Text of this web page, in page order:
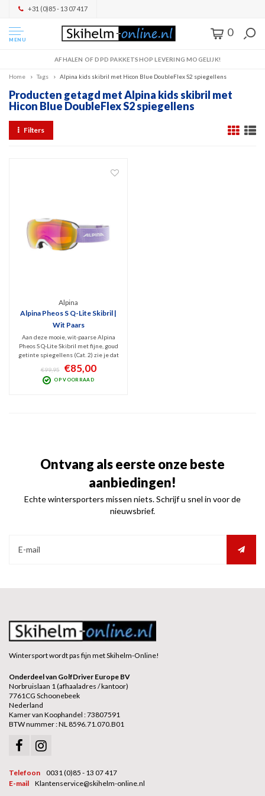
+31 (0)85 - 13 07 417
MENU
0
AFHALEN OF DPD PAKKETSHOP LEVERING MOGELIJK!
Home Tags Alpina kids skibril met Hicon Blue DoubleFlex S2 spiegellens
Producten getagd met Alpina kids skibril met
Hicon Blue DoubleFlex S2 spiegellens
Filters
Alpina
Alpina Pheos S Q-Lite Skibril |
Wit Paars
Aan deze mooie, wit-paarse Alpina
Pheos S Q-Lite Skibril met fijne, goud
getinte spiegellens (Cat. 2) zie je dat
Alpina kwaliteitsproducten maakt.
Hij beschermt uw ogen tegen UV en
Infrarode straling en geeft optimaal
€99,95 €85,00
OP VOORRAAD
Ontvang als eerste onze beste
aanbiedingen!
Echte wintersporters missen niets. Schrijf u snel in voor de
nieuwsbrief.
Wintersport wordt pas fijn met Skihelm-Online!
Onderdeel van GolfDriver Europe BV
Norbruislaan 1 (afhaaladres / kantoor)
7761CG Schoonebeek
Nederland
Kamer van Koophandel : 73807591
BTW nummer : NL 8596.71.070.B01
Telefoon
0031 (0)85 - 13 07 417
E-mail
Klantenservice@skihelm-online.nl